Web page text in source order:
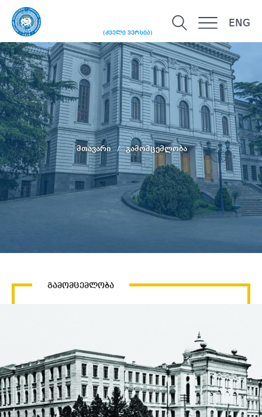
(ძველი ვერსია)
ENG
მთავარი გამომცემლობა
გამომცემლობა